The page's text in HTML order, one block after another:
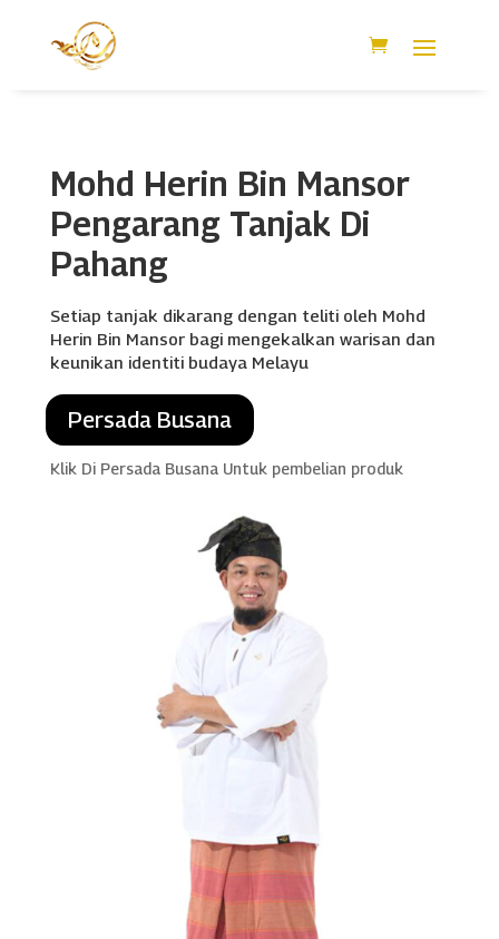
Mohd Herin Bin Mansor
Pengarang Tanjak Di
Pahang
Setiap tanjak dikarang dengan teliti oleh Mohd
Herin Bin Mansor bagi mengekalkan warisan dan
keunikan identiti budaya Melayu
Persada Busana
Klik Di Persada Busana Untuk pembelian produk